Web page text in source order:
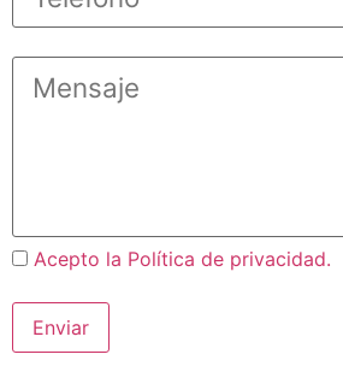
Acepto la Política de privacidad.